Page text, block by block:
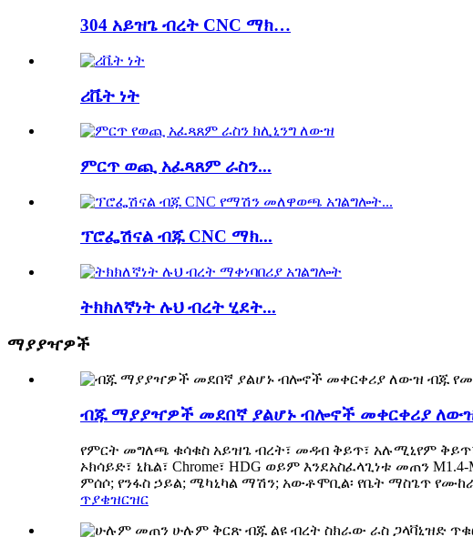
304 አይዝጌ ብረት CNC ማክ…
ሪቬት ነት
ምርጥ ወጪ አፈጻጸም ራስን...
ፕሮፌሽናል ብጁ CNC ማክ...
ትክክለኛነት ሉህ ብረት ሂደት...
ማያያዣዎች
ብጁ ማያያዣዎች መደበኛ ያልሆኑ ብሎኖች መቀርቀሪያ
የምርት መግለጫ ቁሳቁስ አይዝጌ ብረት፣ መዳብ ቅይጥ፣ አሉሚኒየም
ኦክሳይድ፣ ኒኬል፣ Chrome፣ HDG ወይም እንደአስፈላጊነቱ መጠን
ምሰሶ; የንፋስ ኃይል; ሜካኒካል ማሽን; አውቶሞቢል፡ የቤት ማስጌጥ
ጥያቄዝርዝር